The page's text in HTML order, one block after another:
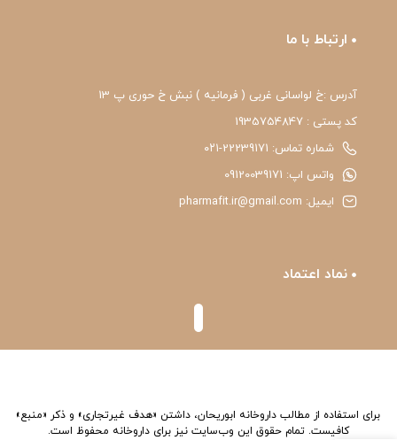
ارتباط با ما
آدرس :خ لواسانی غربی ( فرمانیه ) نبش خ حوری پ 13
کد پستی : 1935754847
شماره تماس: 22239171-۰۲۱
واتس اپ: 09120039171
ایمیل: pharmafit.ir@gmail.com
نماد اعتماد
برای استفاده از مطالب داروخانه ابوریحان، داشتن «هدف غیرتجاری» و ذکر «منبع»
کافیست. تمام حقوق اين وب‌سايت نیز برای داروخانه محفوظ است.